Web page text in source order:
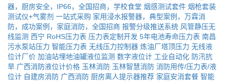
器，厨房安全，IP66，全国招商，学校食堂 烟感测试套件 烟枪套装
测试仪+气雾剂 一站式采购 家用浸水报警器，典型案例，万霖消
防，成功案例，家庭消防，全国招商 报警分级推送系统 风管静压无
线监测 西宁 RoHS压力表 压力表定制开发 5年电池寿命压力表 南昌
污水泵站压力 智能压力表 无线压力控制器 炼油厂塔顶压力 无线液
位计厂价 加油站埋地油罐液位监测 数字液位计 工业自动化 防汛抗
旱 广西消防液位计价格 玉林消防 玉林智慧消防 消防用传/压力表/液
位计 自建房消防 广西消防 厨房离人提示器推荐 家庭安消套餐 智能